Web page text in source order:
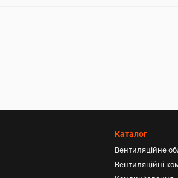
Каталог
Вентиляційне
Вентиляційні